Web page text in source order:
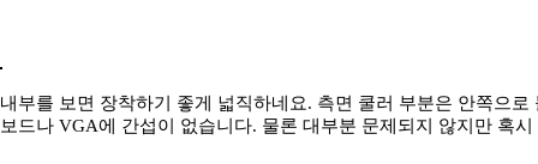
내부를 보면 장착하기 좋게 넓직하네요. 측면 쿨러 부분은 안쪽으
보드나 VGA에 간섭이 없습니다. 물론 대부분 문제되지 않지만 혹